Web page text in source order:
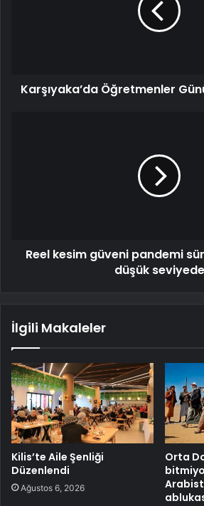
Karşıyaka’da Öğretmenler
Reel kesim güveni pandemi
düşük seviyede
İlgili Makaleler
Kilis’te Aile Şenliği
Düzenlendi
Ağustos 6, 2026
Orta